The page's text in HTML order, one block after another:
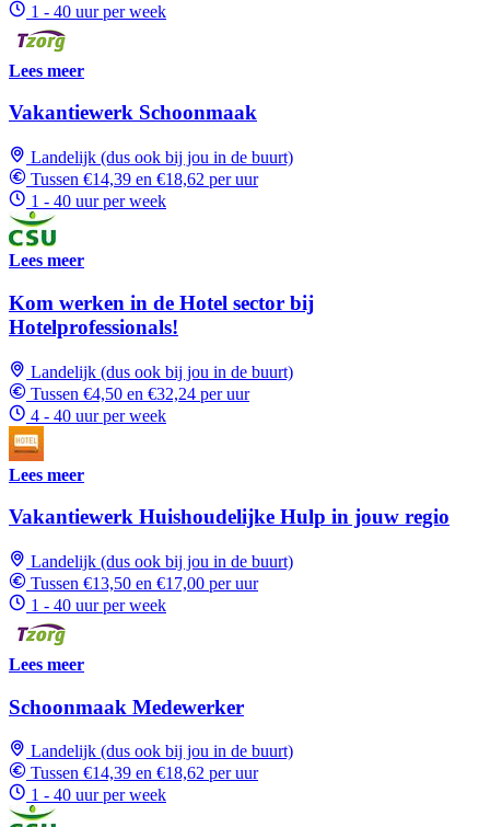
1 - 40 uur per week
Lees meer
Vakantiewerk Schoonmaak
Landelijk (dus ook bij jou in de buurt)
Tussen €14,39 en €18,62 per uur
1 - 40 uur per week
Lees meer
Kom werken in de Hotel sector bij
Hotelprofessionals!
Landelijk (dus ook bij jou in de buurt)
Tussen €4,50 en €32,24 per uur
4 - 40 uur per week
Lees meer
Vakantiewerk Huishoudelijke Hulp in jouw regio
Landelijk (dus ook bij jou in de buurt)
Tussen €13,50 en €17,00 per uur
1 - 40 uur per week
Lees meer
Schoonmaak Medewerker
Landelijk (dus ook bij jou in de buurt)
Tussen €14,39 en €18,62 per uur
1 - 40 uur per week